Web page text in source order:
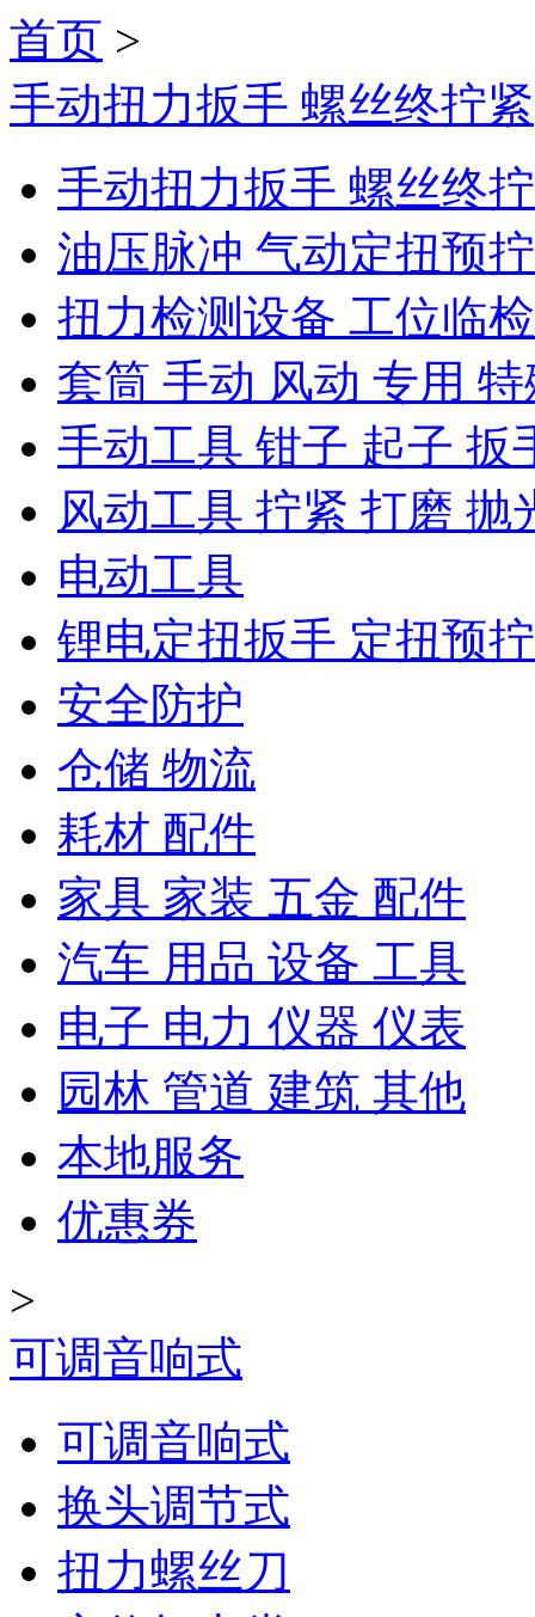
首页 >
手动扭力扳手 螺丝终拧紧
手动扭力扳手 螺丝终
油压脉冲 气动定扭预
扭力检测设备 工位临
套筒 手动 风动 专用 特
手动工具 钳子 起子 扳
风动工具 拧紧 打磨 抛
电动工具
锂电定扭扳手 定扭预
安全防护
仓储 物流
耗材 配件
家具 家装 五金 配件
汽车 用品 设备 工具
电子 电力 仪器 仪表
园林 管道 建筑 其他
本地服务
优惠券
>
可调音响式
可调音响式
换头调节式
扭力螺丝刀